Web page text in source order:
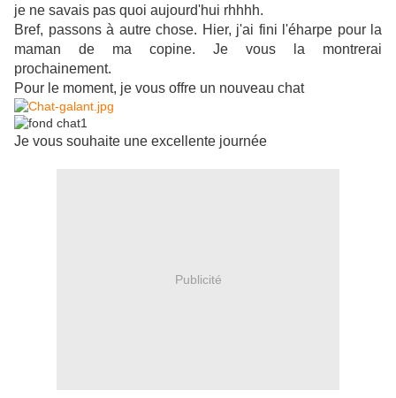
je ne savais pas quoi aujourd'hui rhhhh.
Bref, passons à autre chose. Hier, j'ai fini l'éharpe pour la
maman de ma copine. Je vous la montrerai
prochainement.
Pour le moment, je vous offre un nouveau chat
Je vous souhaite une excellente journée
Publicité